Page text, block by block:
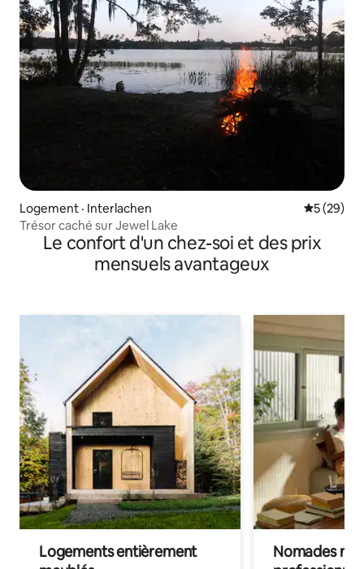
Logement · Interlachen Note
5 (29)
Trésor caché sur Jewel Lake
Le confort d'un chez-soi et des prix
mensuels avantageux
Logements entièrement
Nomades